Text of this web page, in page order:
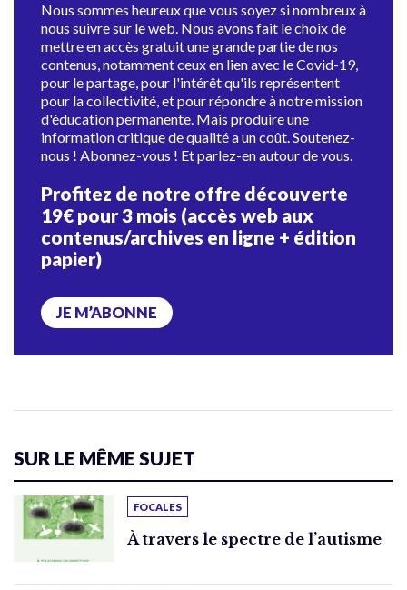
Nous sommes heureux que vous soyez si nombreux à
nous suivre sur le web. Nous avons fait le choix de
mettre en accès gratuit une grande partie de nos
contenus, notamment ceux en lien avec le Covid-19,
pour le partage, pour l'intérêt qu'ils représentent
pour la collectivité, et pour répondre à notre mission
d'éducation permanente. Mais produire une
information critique de qualité a un coût. Soutenez-
nous ! Abonnez-vous ! Et parlez-en autour de vous.
Profitez de notre offre découverte
19€ pour 3 mois (accès web aux
contenus/archives en ligne + édition
papier)
JE M’ABONNE
SUR LE MÊME SUJET
FOCALES
À travers le spectre de l’autisme